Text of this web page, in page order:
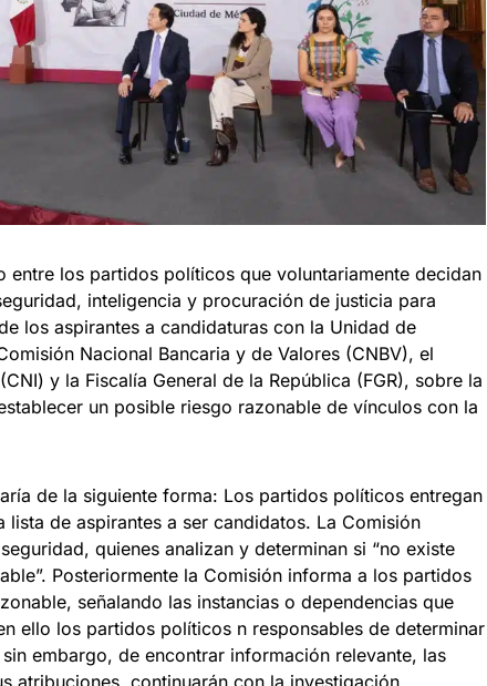
entre los partidos políticos que voluntariamente decidan
inteligencia y procuración de justicia para
los aspirantes a candidaturas con la Unidad de
Nacional Bancaria y de Valores (CNBV), el
y la Fiscalía General de la República (FGR), sobre la
un posible riesgo razonable de vínculos con la
de la siguiente forma: Los partidos políticos entregan
lista de aspirantes a ser candidatos. La Comisión
quienes analizan y determinan si “no existe
Posteriormente la Comisión informa a los partidos
señalando las instancias o dependencias que
ello los partidos políticos n responsables de determinar
embargo, de encontrar información relevante, las